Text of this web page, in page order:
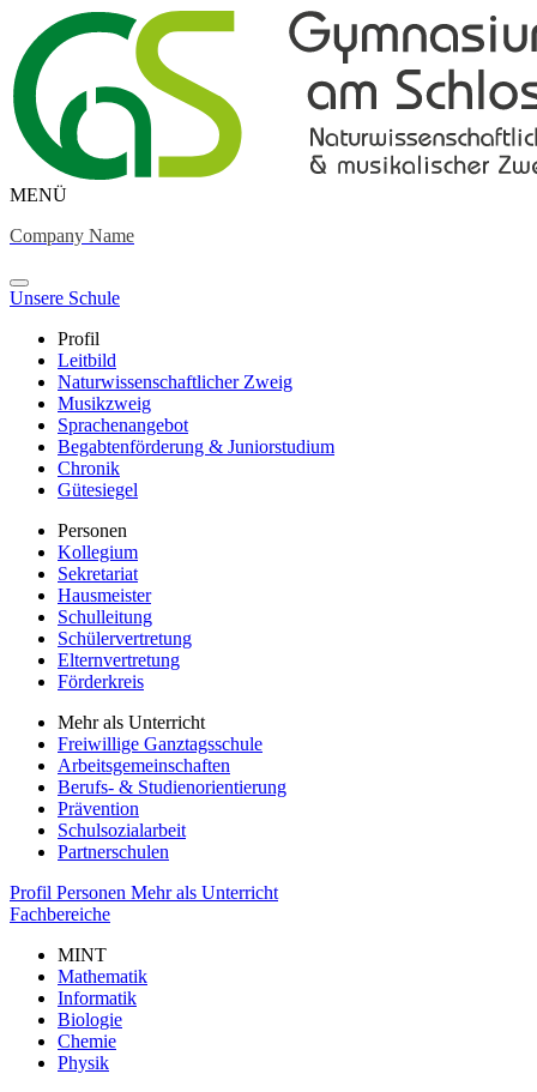
MENÜ
Company Name
Unsere Schule
Profil
Leitbild
Naturwissenschaftlicher Zweig
Musikzweig
Sprachenangebot
Begabtenförderung & Juniorstudium
Chronik
Gütesiegel
Personen
Kollegium
Sekretariat
Hausmeister
Schulleitung
Schülervertretung
Elternvertretung
Förderkreis
Mehr als Unterricht
Freiwillige Ganztagsschule
Arbeitsgemeinschaften
Berufs- & Studienorientierung
Prävention
Schulsozialarbeit
Partnerschulen
Profil Personen Mehr als Unterricht
Fachbereiche
MINT
Mathematik
Informatik
Biologie
Chemie
Physik